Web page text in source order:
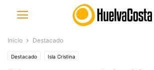
Inicio Destacado
Destacado Isla Cristina